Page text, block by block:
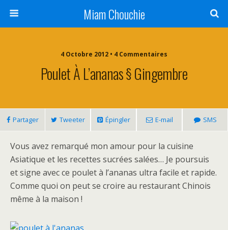
Miam Chouchie
4 Octobre 2012 • 4 Commentaires
Poulet À L’ananas § Gingembre
Partager Tweeter Épingler E-mail SMS
Vous avez remarqué mon amour pour la cuisine
Asiatique et les recettes sucrées salées… Je poursuis
et signe avec ce poulet à l’ananas ultra facile et rapide.
Comme quoi on peut se croire au restaurant Chinois
même à la maison !